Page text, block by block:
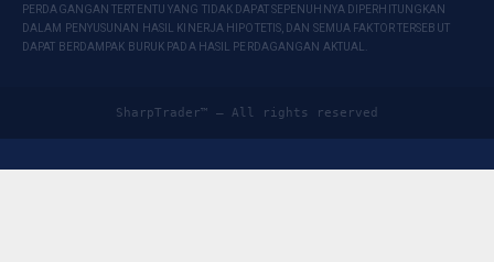
PERDAGANGAN TERTENTU YANG TIDAK DAPAT SEPENUHNYA DIPERHITUNGKAN
DALAM PENYUSUNAN HASIL KINERJA HIPOTETIS, DAN SEMUA FAKTOR TERSEBUT
DAPAT BERDAMPAK BURUK PADA HASIL PERDAGANGAN AKTUAL.
SharpTrader™ — All rights reserved